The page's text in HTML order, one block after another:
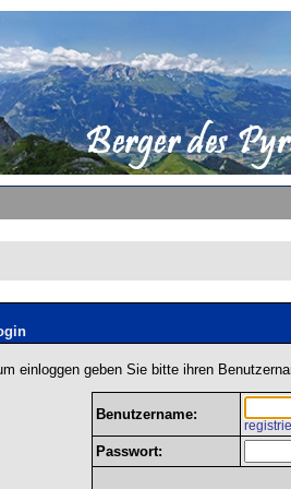
einloggen geben Sie bitte ihren
Benutzername:
Passwort: